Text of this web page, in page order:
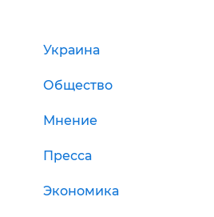
Украина
Общество
Мнение
Пресса
Экономика